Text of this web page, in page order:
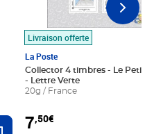
Ajouter au panier
Livraison offerte
La Poste
Collector 4 timbres - Le Petit
- Lettre Verte
20g / France
7,50€